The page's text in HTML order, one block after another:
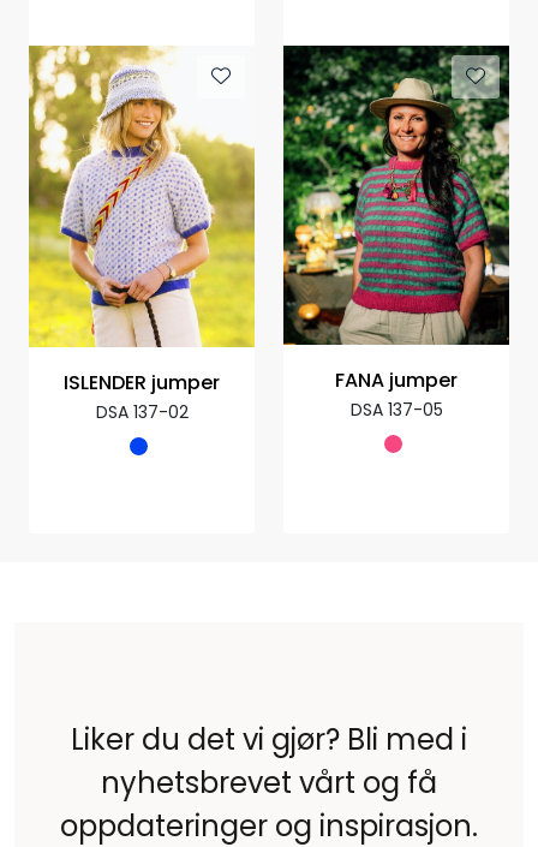
ISLENDER jumper
DSA 137-02
FANA jumper
DSA 137-05
Liker du det vi gjør? Bli med i
nyhetsbrevet vårt og få
oppdateringer og inspirasjon.